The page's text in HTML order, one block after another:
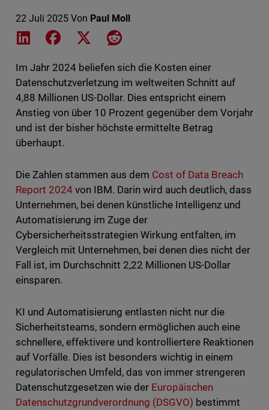
22 Juli 2025 Von Paul Moll
Share on LinkedIn
Share on Facebook
Share on XShare on Reddit
Im Jahr 2024 beliefen sich die Kosten einer
Datenschutzverletzung im weltweiten Schnitt auf
4,88 Millionen US-Dollar. Dies entspricht einem
Anstieg von über 10 Prozent gegenüber dem Vorjahr
und ist der bisher höchste ermittelte Betrag
überhaupt.
Die Zahlen stammen aus dem Cost of Data Breach
Report 2024 von IBM. Darin wird auch deutlich, dass
Unternehmen, bei denen künstliche Intelligenz und
Automatisierung im Zuge der
Cybersicherheitsstrategien Wirkung entfalten, im
Vergleich mit Unternehmen, bei denen dies nicht der
Fall ist, im Durchschnitt 2,22 Millionen US-Dollar
einsparen.
KI und Automatisierung entlasten nicht nur die
Sicherheitsteams, sondern ermöglichen auch eine
schnellere, effektivere und kontrolliertere Reaktionen
auf Vorfälle. Dies ist besonders wichtig in einem
regulatorischen Umfeld, das von immer strengeren
Datenschutzgesetzen wie der Europäischen
Datenschutzgrundverordnung (DSGVO) bestimmt